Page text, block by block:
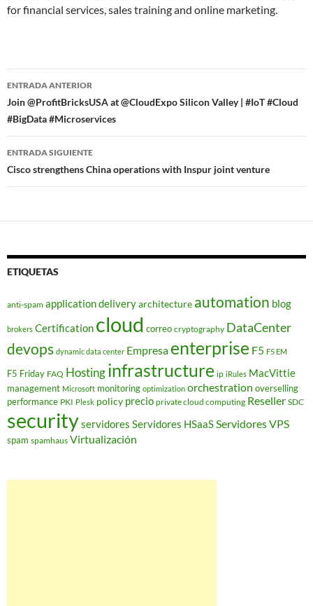
for financial services, sales training and online marketing.
Navegador
de
entradas
ENTRADA ANTERIOR
Join @ProfitBricksUSA at @CloudExpo Silicon Valley | #IoT #Cloud
#BigData #Microservices
ENTRADA SIGUIENTE
Cisco strengthens China operations with Inspur joint venture
ETIQUETAS
anti-spam application deliveryarchitecture automation blog
brokers Certification cloud correo cryptography DataCenter
devops dynamic data center Empresa enterprise F5 F5 EM
F5 Friday FAQ Hostinginfrastructure ip iRules MacVittie
management Microsoft monitoring optimization orchestration overselling
performance PKI Plesk policy precio private cloud computing Reseller SDC
securityservidores Servidores HSaaSServidores VPS
spam spamhaus Virtualización